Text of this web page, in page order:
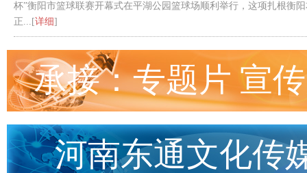
杯”衡阳市篮球联赛开幕式在平湖公园篮球场顺利举行，这项扎根衡
正...[详细]
承接：专题片 宣
河南东通文化传